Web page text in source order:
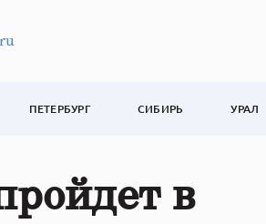
ПЕТЕРБУРГ СИБИРЬ УРАЛ
в